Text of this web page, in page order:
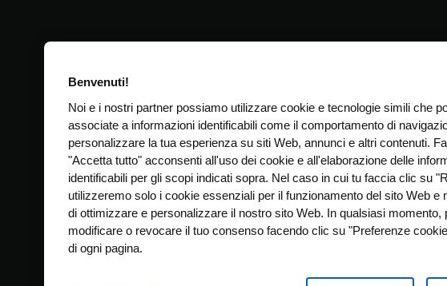
Benvenuti!
Noi e i nostri partner possiamo utilizzare cookie e tecnologie simili che
associate a informazioni identificabili come il comportamento di
personalizzare la tua esperienza su siti Web, annunci e altri contenuti.
"Accetta tutto" acconsenti all'uso dei cookie e all'elaborazione delle
identificabili per gli scopi indicati sopra. Nel caso in cui tu faccia clic su
utilizzeremo solo i cookie essenziali per il funzionamento del sito Web e
di ottimizzare e personalizzare il nostro sito Web. In qualsiasi momento,
modificare o revocare il tuo consenso facendo clic su "Preferenze
di ogni pagina.